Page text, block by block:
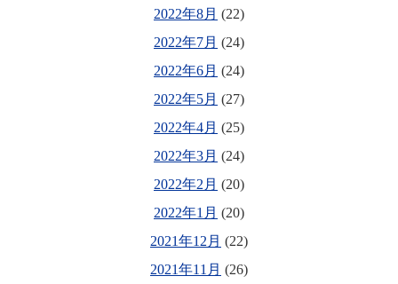
2022年8月 (22)
2022年7月 (24)
2022年6月 (24)
2022年5月 (27)
2022年4月 (25)
2022年3月 (24)
2022年2月 (20)
2022年1月 (20)
2021年12月 (22)
2021年11月 (26)